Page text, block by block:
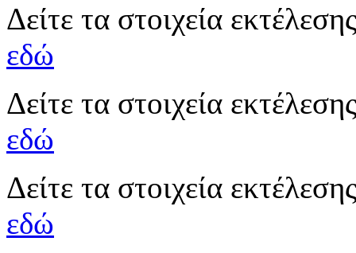
Δείτε τα στοιχεία
εδώ
Δείτε τα στοιχεία
εδώ
Δείτε τα στοιχεία
εδώ